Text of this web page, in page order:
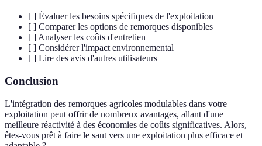
[ ] Évaluer les besoins spécifiques de l'exploitation
[ ] Comparer les options de remorques disponibles
[ ] Analyser les coûts d'entretien
[ ] Considérer l'impact environnemental
[ ] Lire des avis d'autres utilisateurs
Conclusion
L'intégration des remorques agricoles modulables dans votre
exploitation peut offrir de nombreux avantages, allant d'une
meilleure réactivité à des économies de coûts significatives. Alors,
êtes-vous prêt à faire le saut vers une exploitation plus efficace et